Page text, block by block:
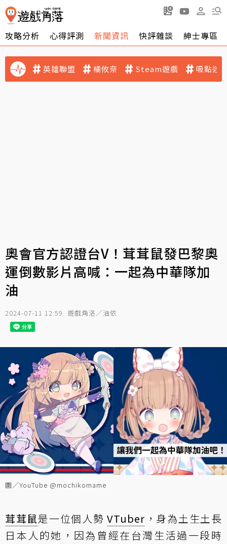
攻略分析 心得評測 新聞資訊 快評雜談 紳士專區
英雄聯盟 橘攸奈 Steam遊戲 吸點迷
奧會官方認證台V！茸茸鼠發巴黎奧
運倒數影片高喊：一起為中華隊加
油
2024-07-11 12:59 遊戲角洛／油依
圖／YouTube @mochikomame
茸茸鼠是一位個人勢VTuber ，身為土生土長
日本人的她，因為曾經在台灣生活過一段時